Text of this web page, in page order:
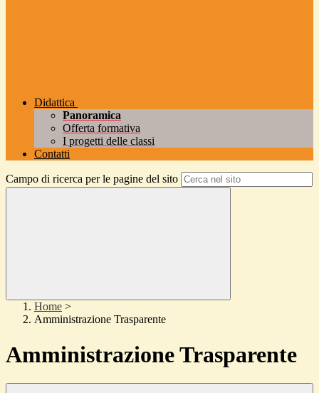
Didattica
Panoramica
Offerta formativa
I progetti delle classi
Contatti
Campo di ricerca per le pagine del sito
Home >
Amministrazione Trasparente
Amministrazione Trasparente